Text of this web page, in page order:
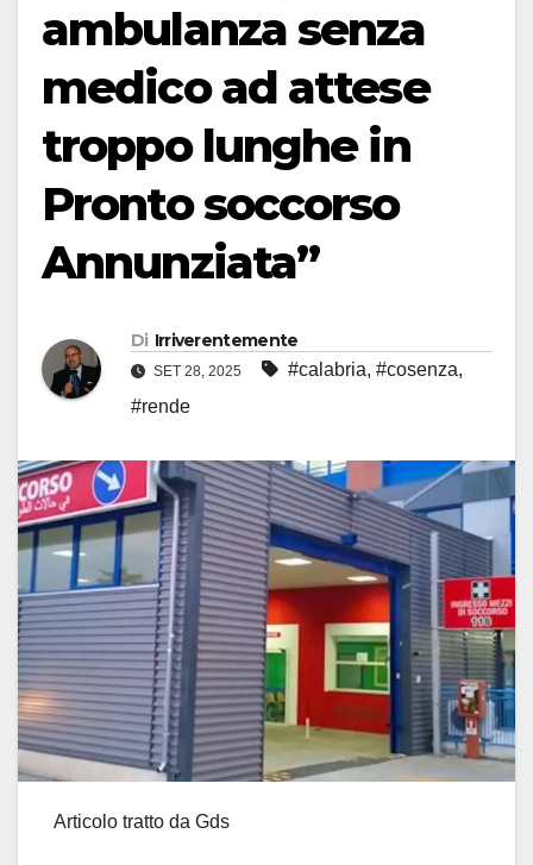
ambulanza senza
medico ad attese
troppo lunghe in
Pronto soccorso
Annunziata”
Di Irriverentemente
SET 28, 2025 #calabria, #cosenza,
#rende
Articolo tratto da Gds